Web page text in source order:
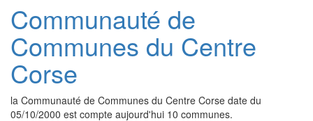
Communauté de
Communes du Centre
Corse
la Communauté de Communes du Centre Corse date du
05/10/2000 est compte aujourd'hui 10 communes.